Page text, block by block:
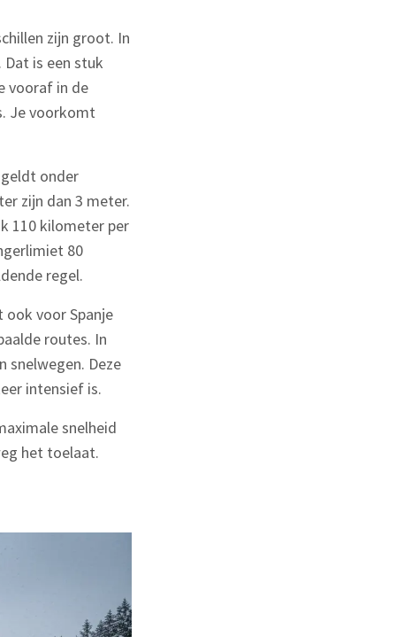
zijn groot. In
is een stuk
vooraf in de
Je voorkomt
onder
zijn dan 3 meter.
110 kilometer per
80
regel.
voor Spanje
routes. In
snelwegen. Deze
intensief is.
snelheid
het toelaat.